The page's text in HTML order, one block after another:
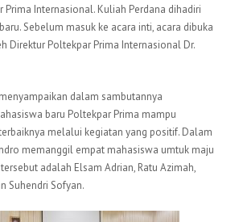
Prima Internasional. Kuliah Perdana dihadiri
Sebelum masuk ke acara inti, acara dibuka
Direktur Poltekpar Prima Internasional Dr.
dalam sambutannya
baru Poltekpar Prima mampu
melalui kegiatan yang positif. Dalam
memanggil empat mahasiswa umtuk maju
adalah Elsam Adrian, Ratu Azimah,
Suhendri Sofyan.